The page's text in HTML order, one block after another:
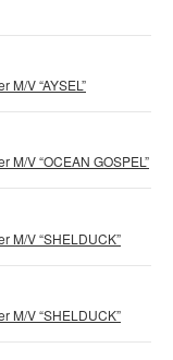
V “AYSEL”
M/V “OCEAN GOSPEL”
M/V “SHELDUCK”
M/V “SHELDUCK”